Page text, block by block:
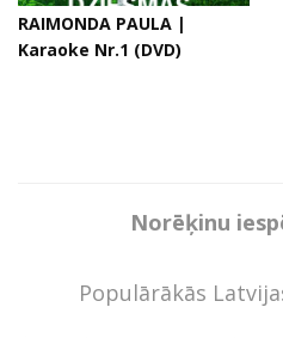
RAIMONDA PAULA |
Karaoke Nr.1 (DVD)
Norēķinu
Populārākās